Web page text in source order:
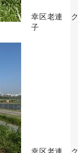
幸区老連 ク
子